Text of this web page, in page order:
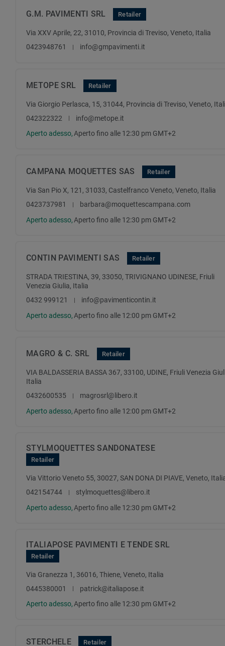
G.M. PAVIMENTI SRL Retailer
Via XXV Aprile, 22, 31010, Provincia di Treviso, Veneto, Italia
0423948761
info@gmpavimenti.it
METOPE SRL Retailer
Via Giorgio Perlasca, 15, 31044, Provincia di Treviso, Veneto,
042322322
info@metope.it
Aperto adesso,Aperto fino alle 12:30 pm GMT+2
CAMPANA MOQUETTES SAS Retailer
Via San Pio X, 121, 31033, Castelfranco Veneto, Veneto, Italia
0423737981
barbara@moquettescampana.com
Aperto adesso, Aperto fino alle 12:30 pm GMT+2
CONTIN PAVIMENTI SAS Retailer
STRADA TRIESTINA, 39, 33050, TRIVIGNANO UDINESE, Friuli
Venezia Giulia, Italia
0432 999121
info@pavimenticontin.it
Aperto adesso, Aperto fino alle 12:00 pm GMT+2
MAGRO & C. SRL Retailer
VIA BALDASSERIA BASSA 367, 33100, UDINE, Friuli Venezia
Italia
0432600535
magrosrl@libero.it
Aperto adesso, Aperto fino alle 12:00 pm GMT+2
STYLMOQUETTES SANDONATESE
Retailer
Via Vittorio Veneto 55, 30027, SAN DONA DI PIAVE, Veneto,
042154744
stylmoquettes@libero.it
Aperto adesso, Aperto fino alle 12:30 pm GMT+2
ITALIAPOSE PAVIMENTI E TENDE SRL
Retailer
Via Granezza 1, 36016, Thiene, Veneto, Italia
0445380001
patrick@italiapose.it
Aperto adesso,Aperto fino alle 12:30 pm GMT+2
STERCHELE Retailer